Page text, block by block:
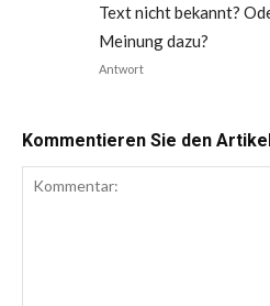
Text nicht bekannt?
Meinung dazu?
Antwort
Kommentieren Sie den